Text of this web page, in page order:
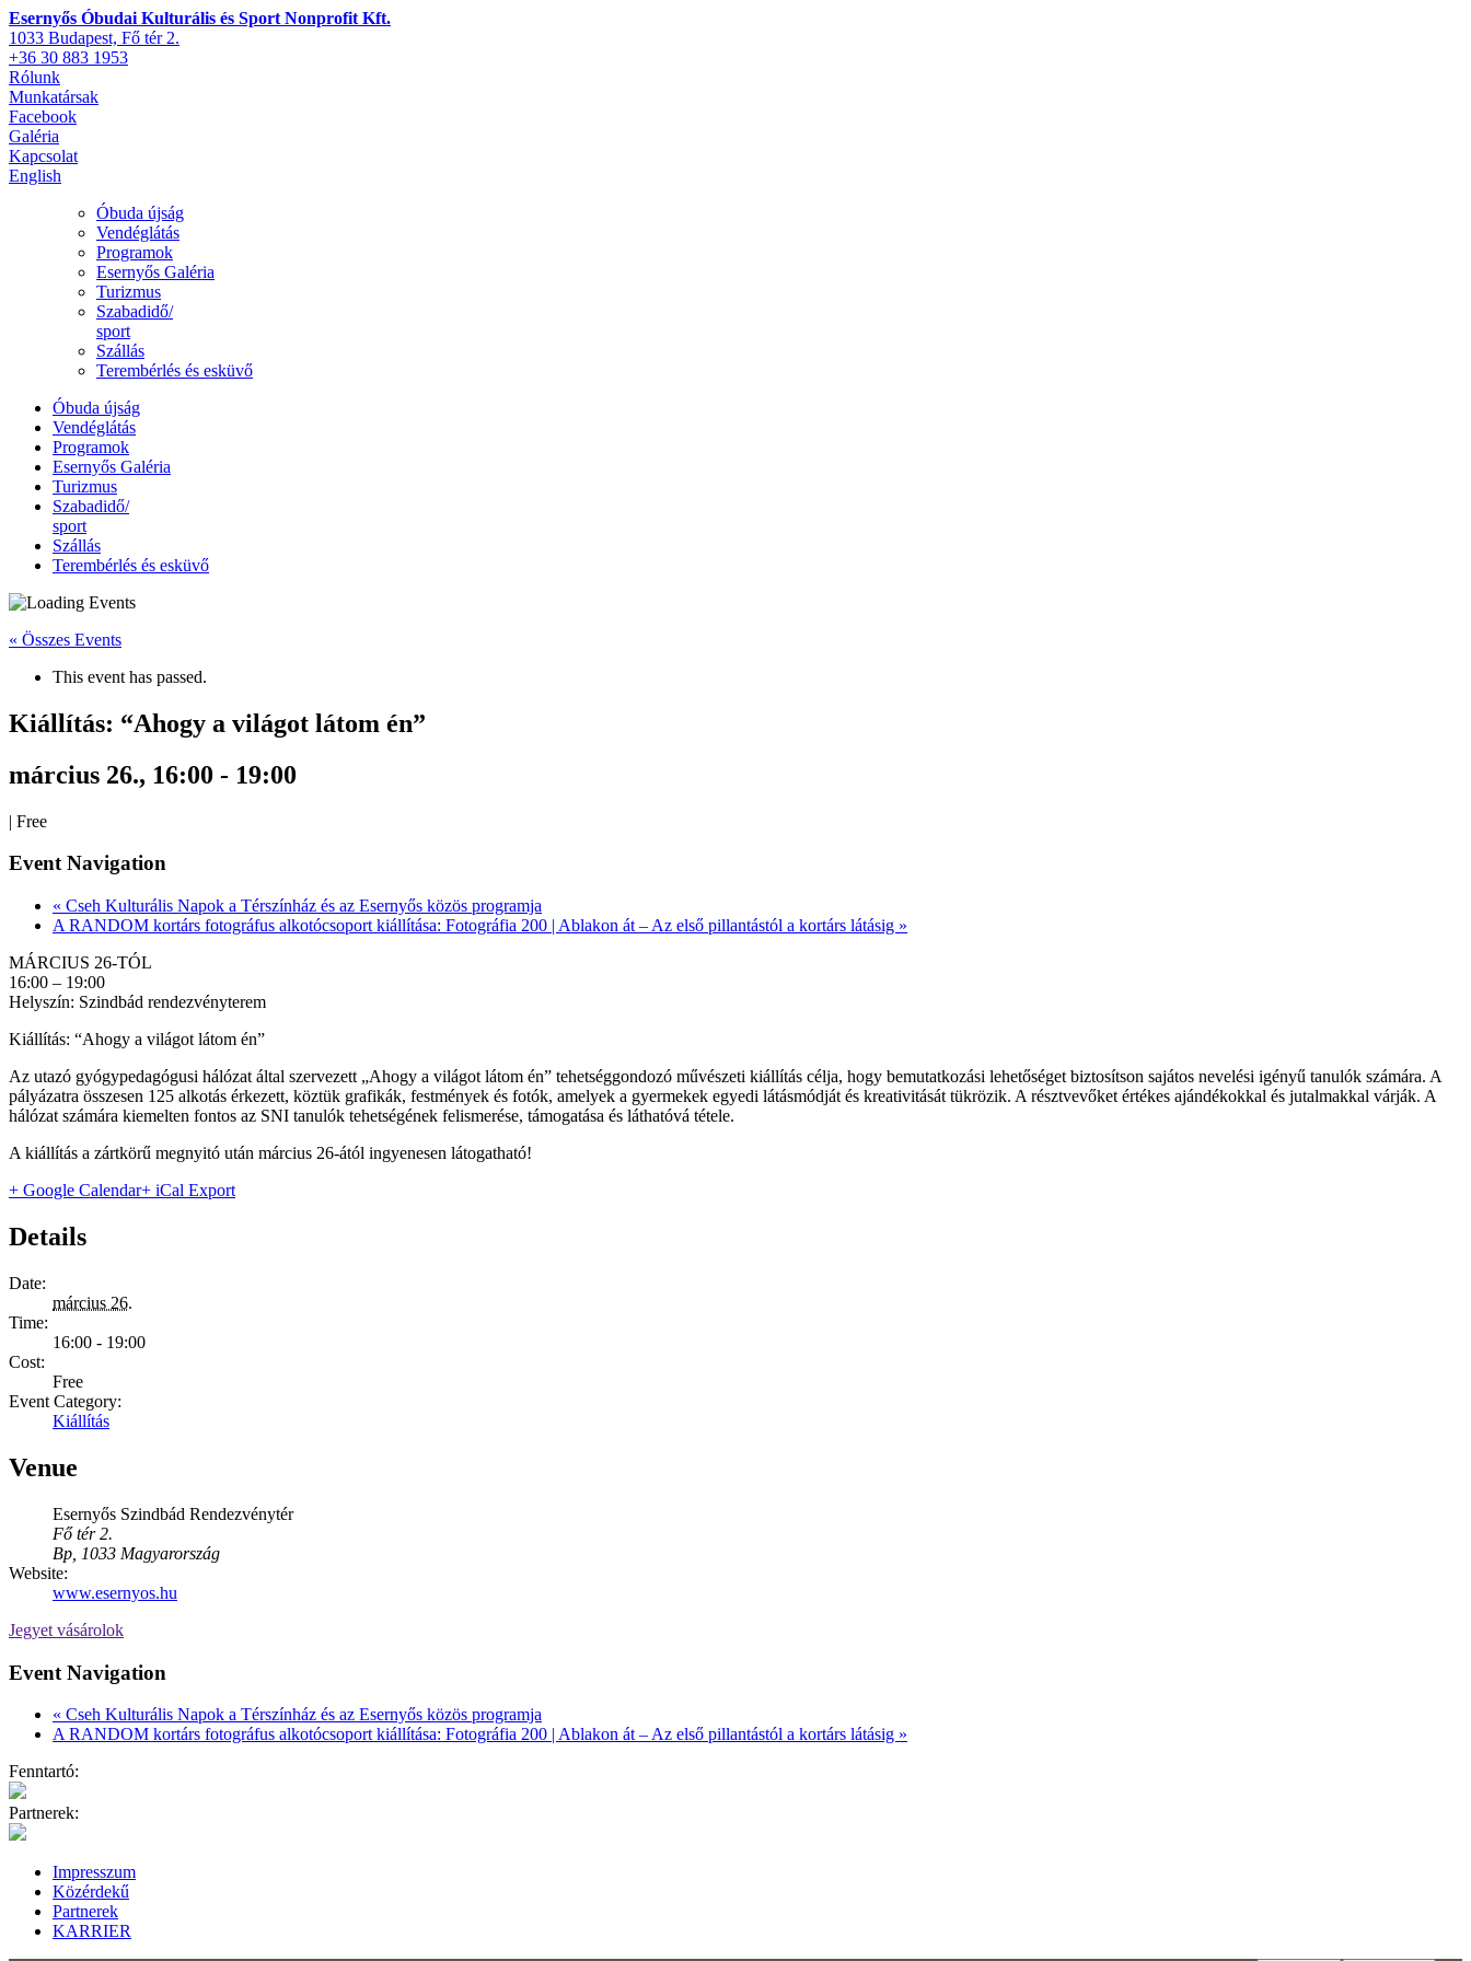
Esernyős Óbudai Kulturális és Sport Nonprofit Kft.
1033 Budapest, Fő tér 2.
+36 30 883 1953
Rólunk
Munkatársak
Facebook
Galéria
Kapcsolat
English
Óbuda újság
Vendéglátás
Programok
Esernyős Galéria
Turizmus
Szabadidő/
sport
Szállás
Terembérlés és esküvő
Óbuda újság
Vendéglátás
Programok
Esernyős Galéria
Turizmus
Szabadidő/
sport
Szállás
Terembérlés és esküvő
« Összes Events
This event has passed.
Kiállítás: “Ahogy a világot látom én”
március 26., 16:00 - 19:00
| Free
Event Navigation
« Cseh Kulturális Napok a Térszínház és az Esernyős közös programja
A RANDOM kortárs fotográfus alkotócsoport kiállítása: Fotográfia 200 | Ablakon át – Az első pillantástól a kortárs látásig »
MÁRCIUS 26-TÓL
16:00 – 19:00
Helyszín: Szindbád rendezvényterem
Kiállítás: “Ahogy a világot látom én”
Az utazó gyógypedagógusi hálózat által szervezett „Ahogy a világot látom én” tehetséggondozó művészeti kiállítás célja, hogy bemutatkozási lehetőséget biztosítson sajátos nevelési igényű tanulók számára. A
pályázatra összesen 125 alkotás érkezett, köztük grafikák, festmények és fotók, amelyek a gyermekek egyedi látásmódját és kreativitását tükrözik. A résztvevőket értékes ajándékokkal és jutalmakkal várják. A
hálózat számára kiemelten fontos az SNI tanulók tehetségének felismerése, támogatása és láthatóvá tétele.
A kiállítás a zártkörű megnyitó után március 26-ától ingyenesen látogatható!
+ Google Calendar+ iCal Export
Details
Date:
március 26.
Time:
16:00 - 19:00
Cost:
Free
Event Category:
Kiállítás
Venue
Esernyős Szindbád Rendezvénytér
Fő tér 2.
Bp 1033 Magyarország
Website:
www.esernyos.hu
Jegyet vásárolok
Event Navigation
« Cseh Kulturális Napok a Térszínház és az Esernyős közös programja
A RANDOM kortárs fotográfus alkotócsoport kiállítása: Fotográfia 200 | Ablakon át – Az első pillantástól a kortárs látásig »
Fenntartó:
Partnerek:
Impresszum
Közérdekű
Partnerek
KARRIER